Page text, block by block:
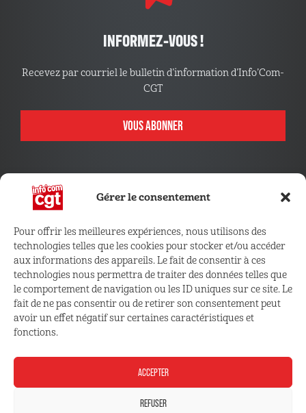
Gérer le consentement
Pour offrir les meilleures expériences, nous utilisons des
technologies telles que les cookies pour stocker et/ou accéder
aux informations des appareils. Le fait de consentir à ces
technologies nous permettra de traiter des données telles que
le comportement de navigation ou les ID uniques sur ce site. Le
fait de ne pas consentir ou de retirer son consentement peut
avoir un effet négatif sur certaines caractéristiques et
fonctions.
ACCEPTER
REFUSER
INFORMEZ-VOUS !
Recevez par courriel le bulletin d’information d’Info’Com-
CGT
VOUS ABONNER
CONNECTEZ VOUS !
Retrouvez les outils, infos et services qui vous sont
réservés